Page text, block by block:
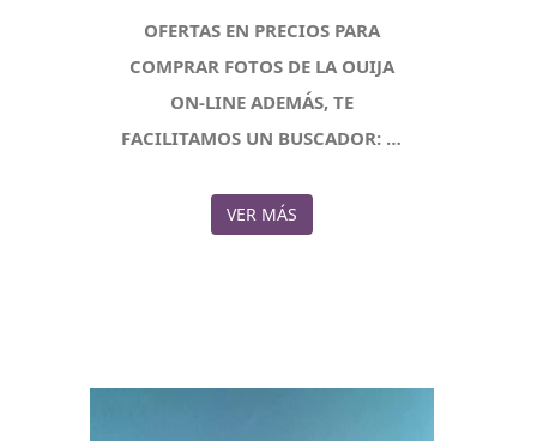
OFERTAS EN PRECIOS PARA
COMPRAR FOTOS DE LA OUIJA
ON-LINE ADEMÁS, TE
FACILITAMOS UN BUSCADOR: …
VER MÁS